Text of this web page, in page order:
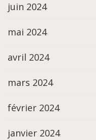
juin 2024
mai 2024
avril 2024
mars 2024
février 2024
janvier 2024